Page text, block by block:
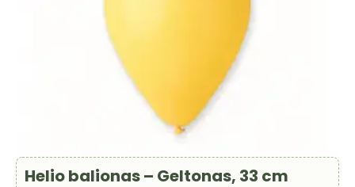
Helio balionas – Geltonas, 33 cm